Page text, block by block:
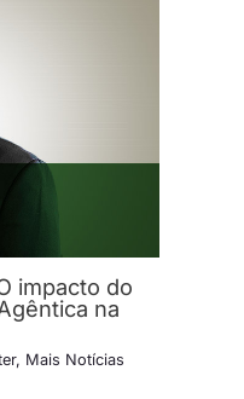
impacto do
na
, Mais Notícias